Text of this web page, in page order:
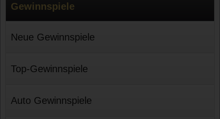
Gewinnspiele
Neue Gewinnspiele
Top-Gewinnspiele
Auto Gewinnspiele